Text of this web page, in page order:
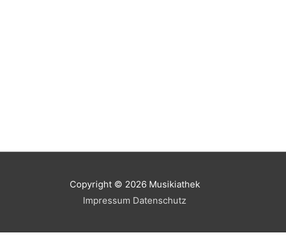
Copyright © 2026 Musikiathek
Impressum Datenschutz